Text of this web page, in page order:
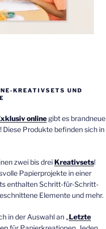
KREATIVSETS UND
onlinegibt es brandneue
Diese Produkte befinden sich in
zwei bis drei Kreativsets!
Papierprojekte in einer
enthalten Schritt-für-Schritt-
Elemente und mehr.
in der Auswahl an „Letzte